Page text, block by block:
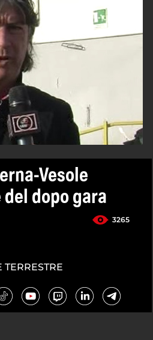
Vesole
dopo gara
3265